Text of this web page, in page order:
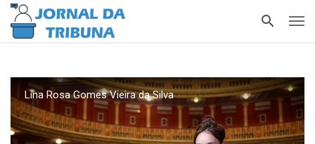
Lina Rosa Gomes Vieira da Silva